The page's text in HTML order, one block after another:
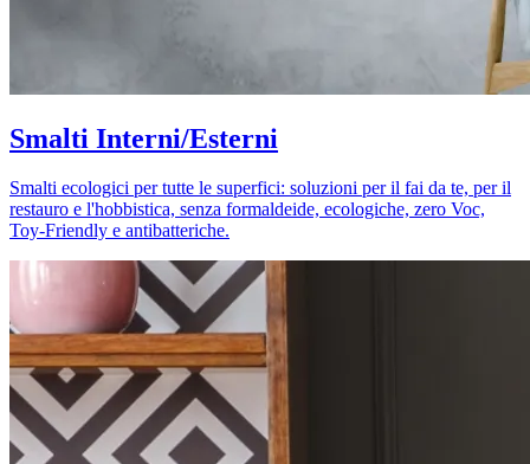
Smalti Interni/Esterni
Smalti ecologici per tutte le superfici: soluzioni per il fai da te, per il
restauro e l'hobbistica, senza formaldeide, ecologiche, zero Voc,
Toy-Friendly e antibatteriche.